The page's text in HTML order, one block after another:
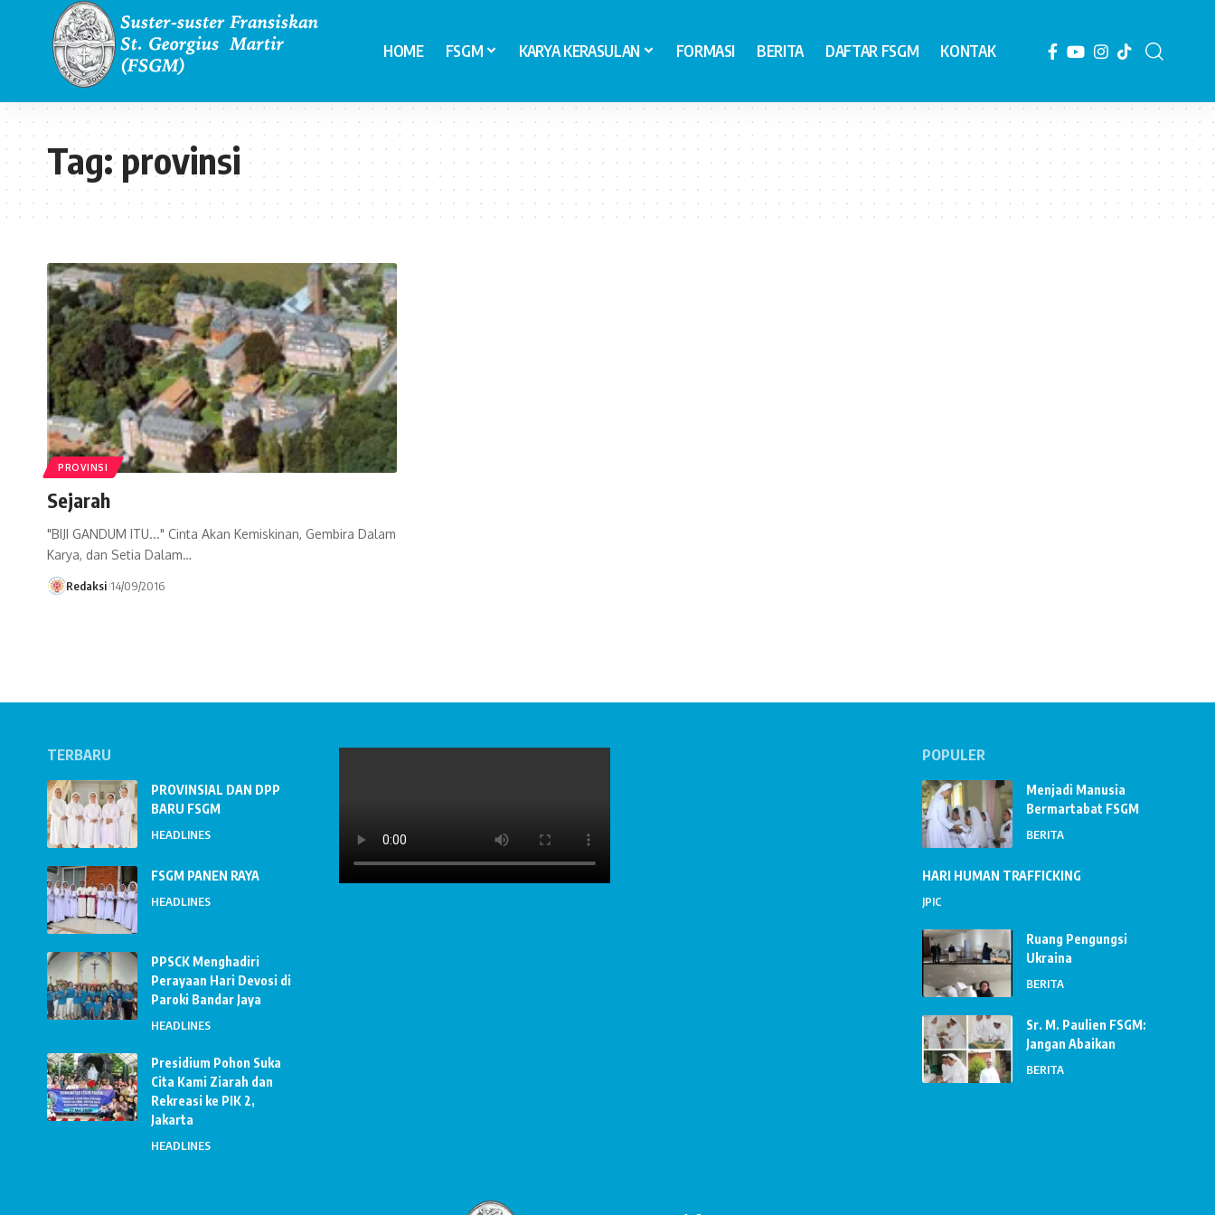
HOME FSGM KARYA KERASULAN FORMASI BERITA DAFTAR FSGM KONTAK
Tag:provinsi
PROVINSI
Sejarah
"BIJI GANDUM ITU..." Cinta Akan Kemiskinan, Gembira Dalam
Karya, dan Setia Dalam…
Redaksi 14/09/2016
TERBARU
PROVINSIAL DAN DPP
BARU FSGM
HEADLINES
FSGM PANEN RAYA
HEADLINES
PPSCK Menghadiri
Perayaan Hari Devosi di
Paroki Bandar Jaya
HEADLINES
Presidium Pohon Suka
Cita Kami Ziarah dan
Rekreasi ke PIK 2,
Jakarta
HEADLINES
POPULER
Menjadi Manusia
Bermartabat FSGM
BERITA
HARI HUMAN TRAFFICKING
JPIC
Ruang Pengungsi
Ukraina
BERITA
Sr. M. Paulien FSGM:
Jangan Abaikan
BERITA